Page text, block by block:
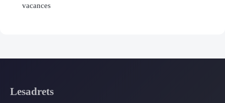
vacances
Lesadrets